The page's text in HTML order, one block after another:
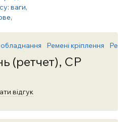
Ремені кріплення
(ретчет), СР
відгук